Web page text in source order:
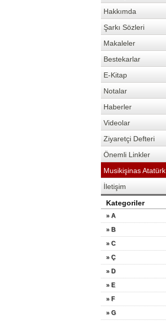
Hakkımda
Şarkı Sözleri
Makaleler
Bestekarlar
E-Kitap
Notalar
Haberler
Videolar
Ziyaretçi Defteri
Önemli Linkler
Musikişinas Atatürk
İletişim
Kategoriler
» A
» B
» C
» Ç
» D
» E
» F
» G